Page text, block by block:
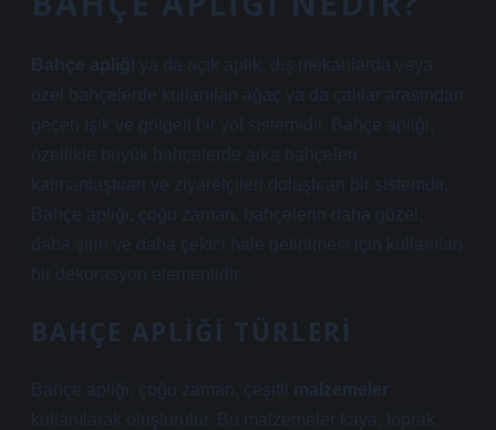
Bahçe apliği ya da açık aplik, dış mekanlarda veya
özel bahçelerde kullanılan ağaç ya da çalılar arasından
geçen ışık ve gölgeli bir yol sistemidir. Bahçe apliği,
özellikle büyük bahçelerde arka bahçeleri
katmanlaştıran ve ziyaretçileri dolaştıran bir sistemdir.
Bahçe apliği, çoğu zaman, bahçelerin daha güzel,
daha şirin ve daha çekici hale getirilmesi için kullanılan
bir dekorasyon elementidir.
BAHÇE APLIĞI TÜRLERI
Bahçe apliği, çoğu zaman, çeşitli malzemeler
kullanılarak oluşturulur. Bu malzemeler kaya, toprak,